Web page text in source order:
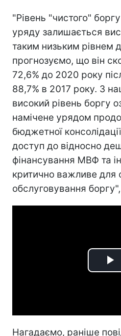
"Рівень "чистого"
уряду залишається
таким низьким рівнем
прогнозуємо, що він
72,6% до 2020 року
88,7% в 2017 року. З
високий рівень боргу
намічене урядом
бюджетної
доступ до відносно
фінансування МВФ та
критично важливе для
обслуговування
Нагадаємо, раніше